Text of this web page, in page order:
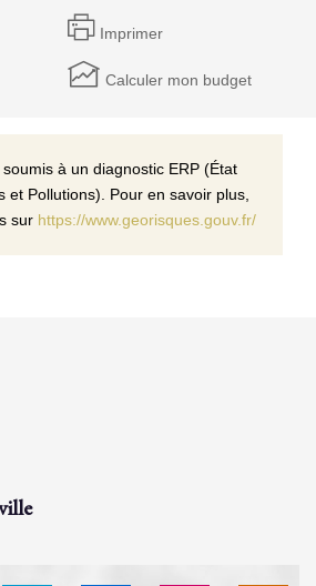
Imprimer
Calculer mon budget
à un diagnostic ERP (État
et Pollutions). Pour en savoir plus,
sur https://www.georisques.gouv.fr/